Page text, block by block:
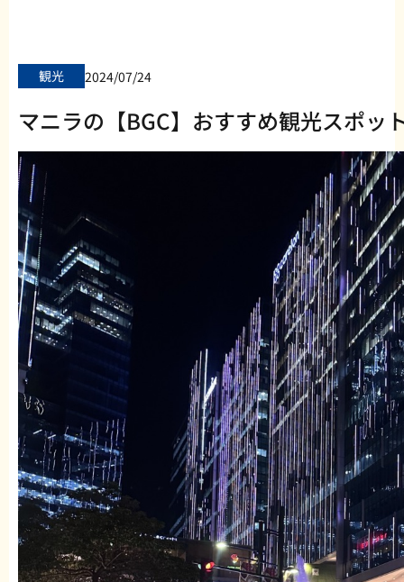
観光 2024/07/24
マニラの【BGC】おすすめ観光スポッ